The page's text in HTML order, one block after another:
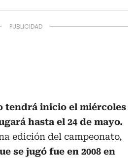
tendrá inicio el miércoles
hasta el 24 de mayo.
edición del campeonato,
se jugó fue en 2008 en